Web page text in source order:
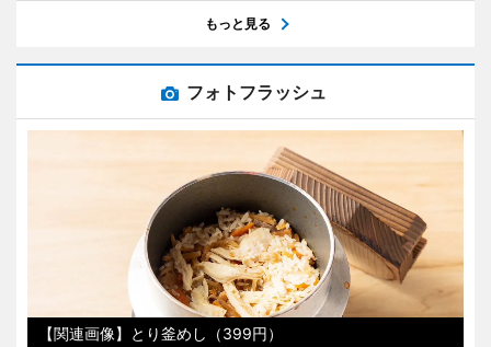
もっと見る
フォトフラッシュ
【関連画像】とり釜めし（399円）